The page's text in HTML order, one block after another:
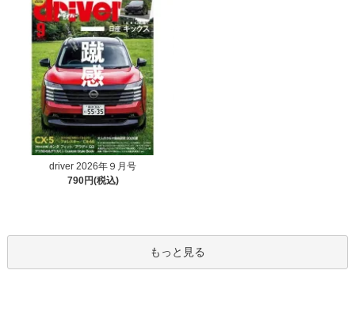
driver 2026年９月号
790円(税込)
もっと見る